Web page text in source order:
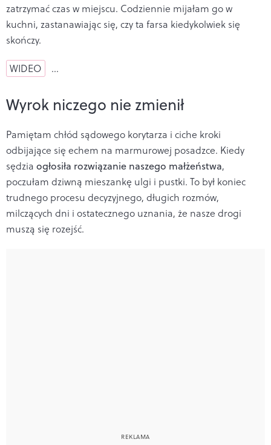
zatrzymać czas w miejscu. Codziennie mijałam go w
kuchni, zastanawiając się, czy ta farsa kiedykolwiek się
skończy.
WIDEO …
Wyrok niczego nie zmienił
Pamiętam chłód sądowego korytarza i ciche kroki
odbijające się echem na marmurowej posadzce. Kiedy
sędzia ogłosiła rozwiązanie naszego małżeństwa,
poczułam dziwną mieszankę ulgi i pustki. To był koniec
trudnego procesu decyzyjnego, długich rozmów,
milczących dni i ostatecznego uznania, że nasze drogi
muszą się rozejść.